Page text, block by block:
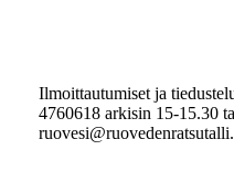
Ilmoittautumiset ja
4760618 arkisin 15-15.30